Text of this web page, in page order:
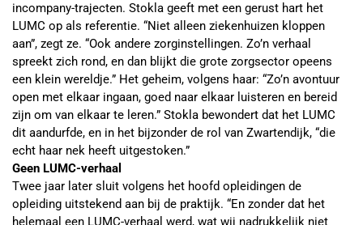
incompany-trajecten. Stokla geeft met een gerust hart het
LUMC op als referentie. “Niet alleen ziekenhuizen kloppen
aan”, zegt ze. “Ook andere zorginstellingen. Zo’n verhaal
spreekt zich rond, en dan blijkt die grote zorgsector opeens
een klein wereldje.” Het geheim, volgens haar: “Zo’n avontuur
open met elkaar ingaan, goed naar elkaar luisteren en bereid
zijn om van elkaar te leren.” Stokla bewondert dat het LUMC
dit aandurfde, en in het bijzonder de rol van Zwartendijk, “die
echt haar nek heeft uitgestoken.”
Geen LUMC-verhaal
Twee jaar later sluit volgens het hoofd opleidingen de
opleiding uitstekend aan bij de praktijk. “En zonder dat het
helemaal een LUMC-verhaal werd, wat wij nadrukkelijk niet